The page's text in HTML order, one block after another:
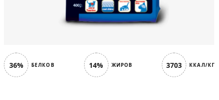
36% БЕЛКОВ 14% ЖИРОВ 3703 ККАЛ/КГ